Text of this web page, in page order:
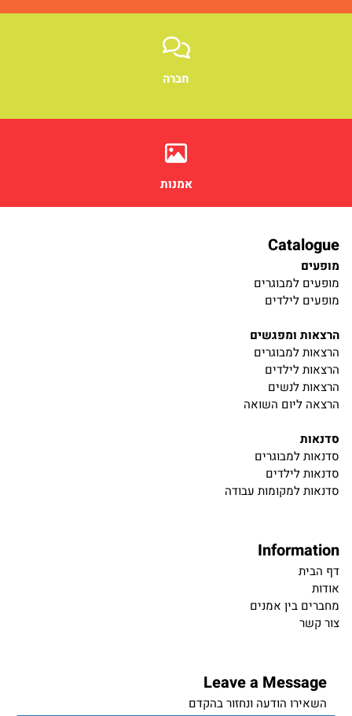
חברה
אמנות
Catalogue
מופעים
מופעים למבוגרים
מופעים לילדים
הרצאות ומפגשים
הרצאות למבוגרים
הרצאות לילדים
הרצאות לנשים
הרצאה ליום השואה
סדנאות
סדנאות למבוגרים
סדנאות לילדים
סדנאות למקומות עבודה
Information
דף הבית
אודות
מחברים בין אמנים
צור קשר
Leave a Message
השאירו הודעה ונחזור בהקדם